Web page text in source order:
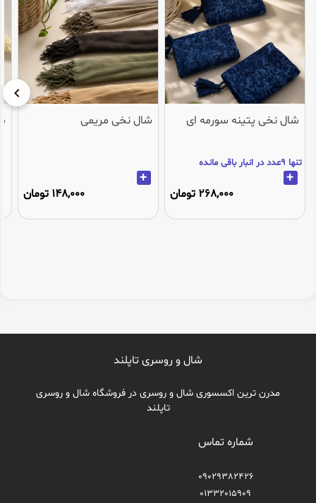
شال نخی پتینه سورمه ای
تنها 9عدد در انبار باقی مانده
+
268,000 تومان
شال نخی مریمی
+
148,000 تومان
شال و روسری تاپلند
مدرن ترین اکسسوری شال و روسری در فروشگاه شال و روسری
تاپلند
شماره تماس
09029382426
01332015909